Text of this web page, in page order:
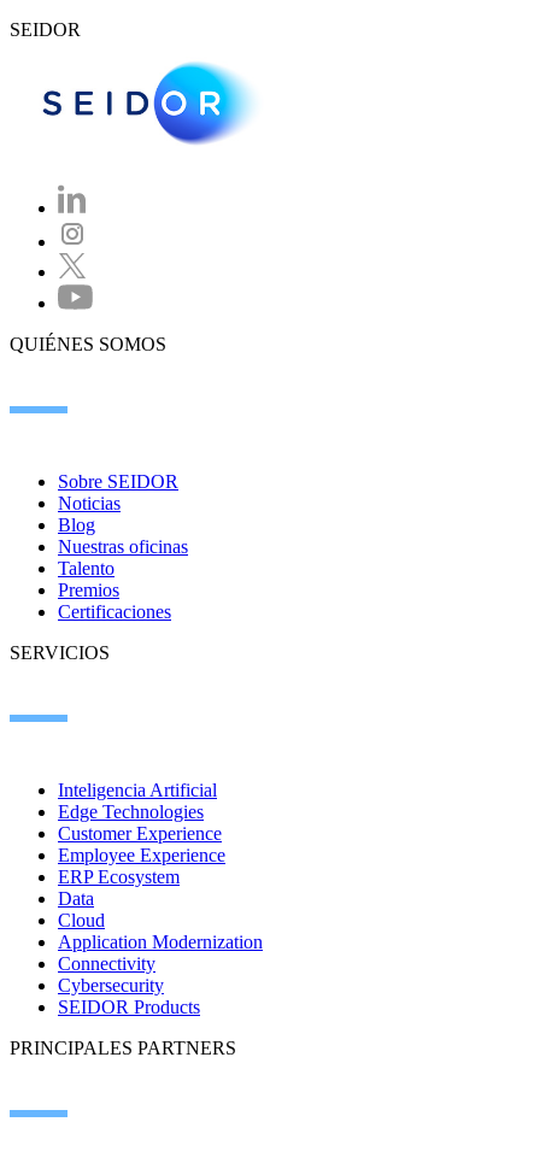
SEIDOR
QUIÉNES SOMOS
Sobre SEIDOR
Noticias
Blog
Nuestras oficinas
Talento
Premios
Certificaciones
SERVICIOS
Inteligencia Artificial
Edge Technologies
Customer Experience
Employee Experience
ERP Ecosystem
Data
Cloud
Application Modernization
Connectivity
Cybersecurity
SEIDOR Products
PRINCIPALES PARTNERS